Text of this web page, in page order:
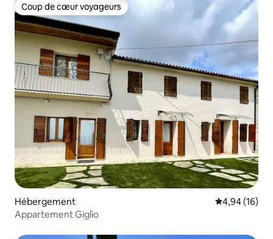
Coup de cœur voyageurs
Coup de cœur voyageurs
Hébergement Évaluation
4,94 (16)
Appartement Giglio